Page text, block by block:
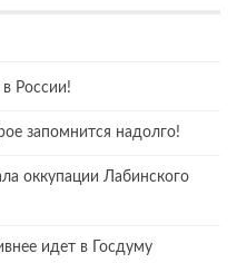
России!
запомнится надолго!
оккупации Лабинского
идет в Госдуму